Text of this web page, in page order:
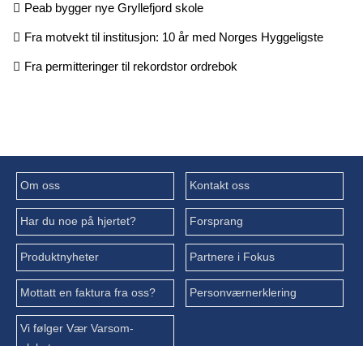
Peab bygger nye Gryllefjord skole
Fra motvekt til institusjon: 10 år med Norges Hyggeligste
Fra permitteringer til rekordstor ordrebok
Om oss Kontakt oss
Har du noe på hjertet? Forsprang
Produktnyheter Partnere i Fokus
Mottatt en faktura fra oss? Personværnerklering
Vi følger Vær Varsom-